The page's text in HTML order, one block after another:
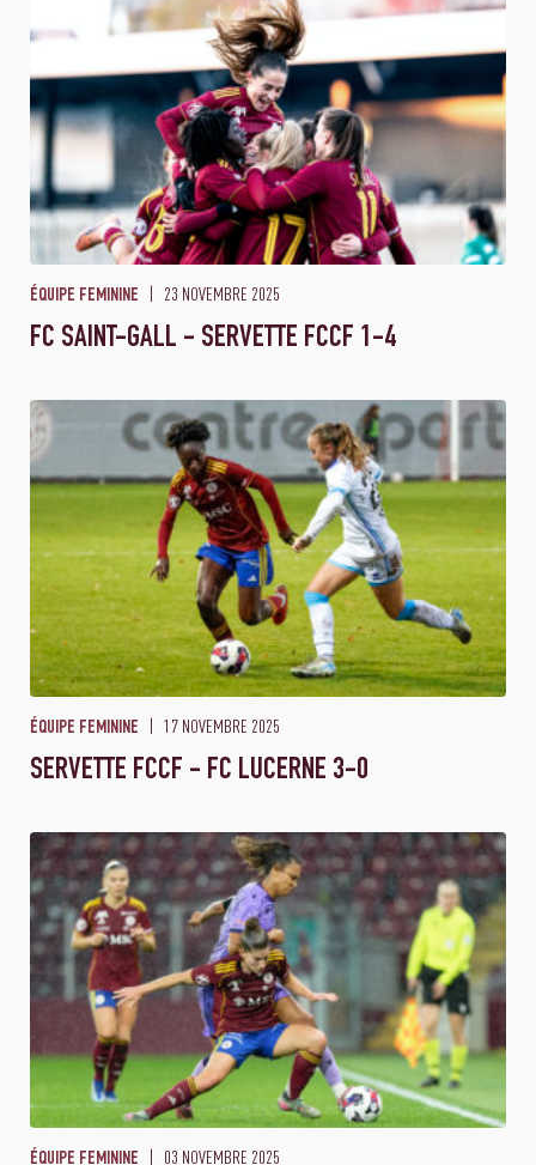
ÉQUIPE FEMININE 23 NOVEMBRE 2025
FC SAINT-GALL - SERVETTE FCCF 1-4
ÉQUIPE FEMININE 17 NOVEMBRE 2025
SERVETTE FCCF - FC LUCERNE 3-0
ÉQUIPE FEMININE 03 NOVEMBRE 2025